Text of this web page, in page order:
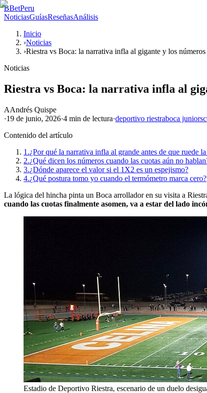
BBetPeru
NoticiasGuíasReseñasAnálisis
Inicio
›Noticias
›Riestra vs Boca: la narrativa infla al gigante y los números
Noticias
Riestra vs Boca: la narrativa infla al
AAndrés Quispe
·19 de junio, 2026·4 min de lectura·deportivo riestraboca juniors
Contenido del artículo
1.¿Por qué la narrativa infla al grande antes de que ruede
2.¿Qué dicen los números cuando las cuotas aún no
3.¿Dónde aparece el valor si el 1X2 es un espejismo?
4.¿Qué postura tomo yo cuando el termómetro marca cero?
La lógica del hincha pinta un Boca arrollador en su visita a
cuando las cuotas finalmente asomen, va a estar del lado
Estadio de Deportivo Riestra, escenario de un duelo